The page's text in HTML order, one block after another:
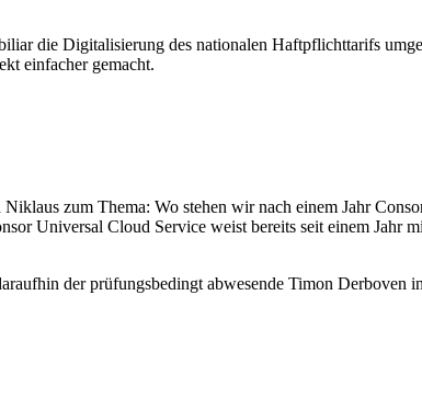
die Digitalisierung des nationalen Haftpflichttarifs
einfacher gemacht.
zum Thema: Wo stehen wir nach einem Jahr
Universal Cloud Service weist bereits seit einem Jahr
der prüfungsbedingt abwesende Timon